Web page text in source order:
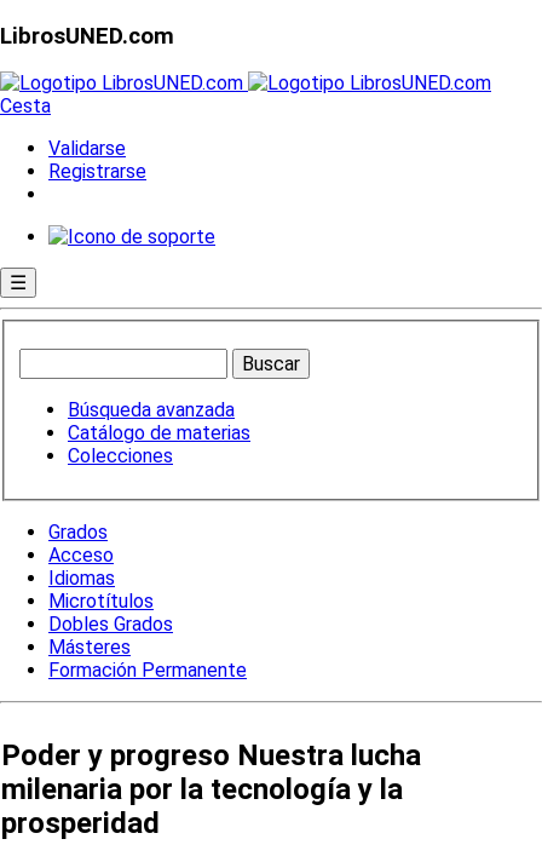
LibrosUNED.com
Cesta
Validarse
Registrarse
☰
Búsqueda avanzada
Catálogo de materias
Colecciones
Grados
Acceso
Idiomas
Microtítulos
Dobles Grados
Másteres
Formación Permanente
Poder y progreso Nuestra lucha
milenaria por la tecnología y la
prosperidad